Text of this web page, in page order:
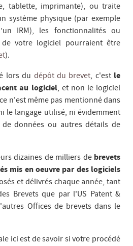
tablette, imprimante), ou traite
système physique (par exemple
IRM), les fonctionnalités ou
de votre logiciel pourraient être
).
lors du dépôt du brevet, c'estle
au logiciel, et non le logiciel
n'est même pas mentionné dans
le langage utilisé, ni évidemment
données ou autres détails de
dizaines de milliers debrevets
mis en oeuvre par des logiciels
et délivrés chaque année, tant
Brevets que par l'US Patent &
Offices de brevets dans le
ici est de savoir si votre procédé